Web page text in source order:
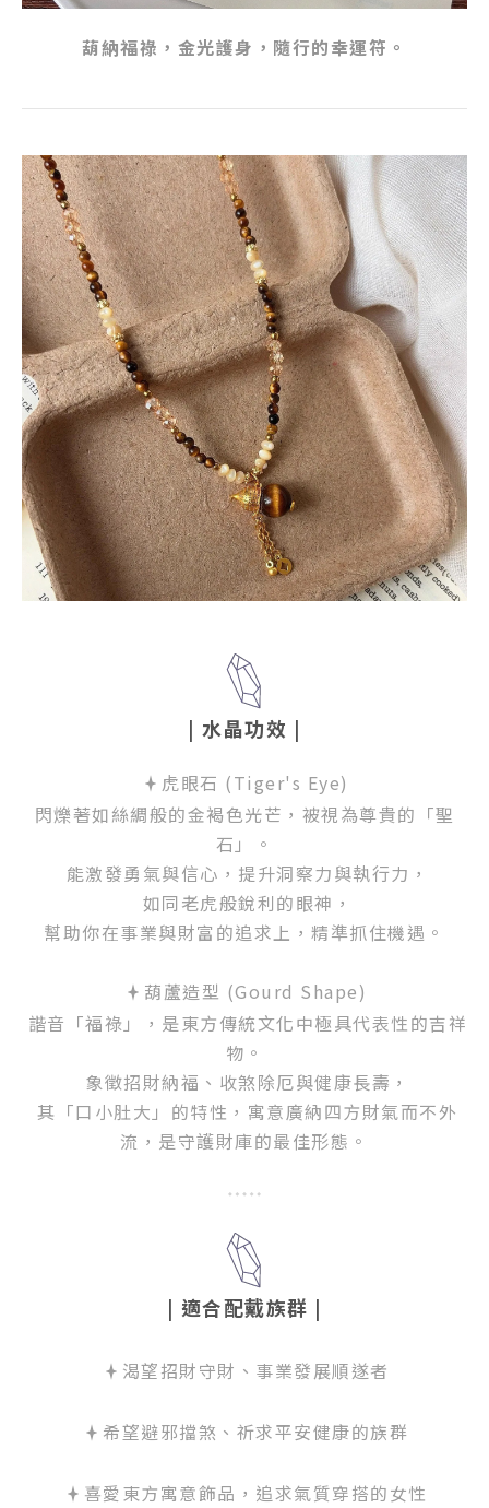
葫納福祿，金光護身，隨行的幸運符。
| 水晶功效 |
虎眼石 (Tiger's Eye)
閃爍著如絲綢般的金褐色光芒，被視為尊貴的「聖
石」。
能激發勇氣與信心，提升洞察力與執行力，
如同老虎般銳利的眼神，
幫助你在事業與財富的追求上，精準抓住機遇。
葫蘆造型 (Gourd Shape)
諧音「福祿」，是東方傳統文化中極具代表性的吉祥
物。
象徵招財納福、收煞除厄與健康長壽，
其「口小肚大」的特性，寓意廣納四方財氣而不外
流，是守護財庫的最佳形態。
| 適合配戴族群 |
渴望招財守財、事業發展順遂者
希望避邪擋煞、祈求平安健康的族群
喜愛東方寓意飾品，追求氣質穿搭的女性